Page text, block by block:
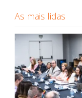
As mais lidas